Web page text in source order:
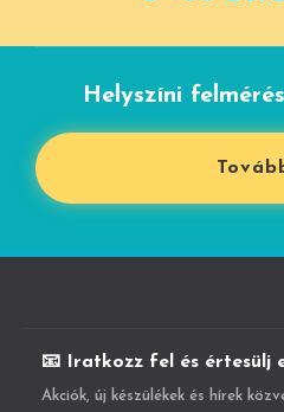
Helyszíni
📧 Iratkozz fel és értesülj
Akciók, új készülékek és hírek